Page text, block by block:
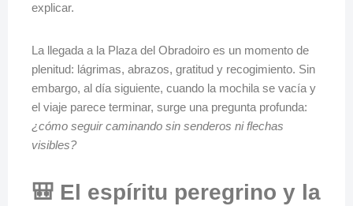
explicar.
La llegada a la Plaza del Obradoiro es un momento de
plenitud: lágrimas, abrazos, gratitud y recogimiento. Sin
embargo, al día siguiente, cuando la mochila se vacía y
el viaje parece terminar, surge una pregunta profunda:
¿cómo seguir caminando sin senderos ni flechas
visibles?
🎒 El espíritu peregrino y la